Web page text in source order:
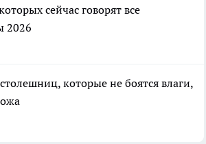
сейчас говорят все
2026
которые не боятся влаги,